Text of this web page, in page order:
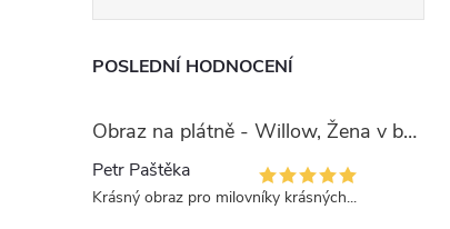
POSLEDNÍ HODNOCENÍ
Obraz na plátně - Willow, Žena v boho stylu
Petr Paštěka
Krásný obraz pro milovníky krásných...